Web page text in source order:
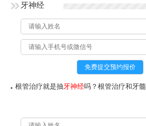
牙神经
根管治疗就是抽牙神经吗？根管治疗和牙髓治疗是一样吗？